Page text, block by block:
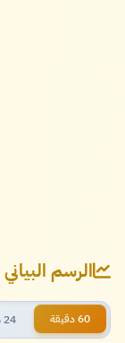
الرسم
60 دقيقة 24 ساعة